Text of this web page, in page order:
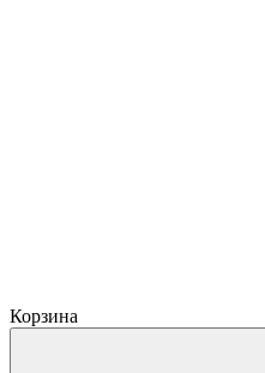
Корзина